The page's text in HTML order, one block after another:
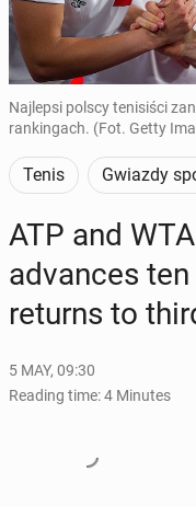
Najlepsi polscy tenisiści
rankingach. (Fot. Getty
Tenis Gwiazdy
ATP and
ad­vances
returns to
5 MAY, 09:30
Reading time: 4 Minutes